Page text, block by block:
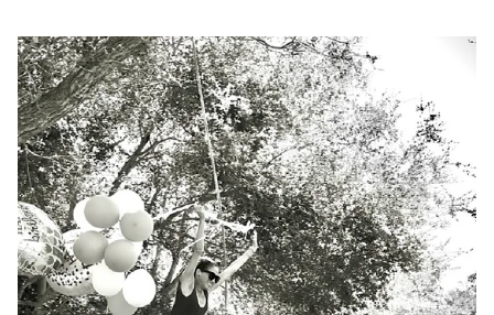
διαδοχής του βρετανικού θρόνου.